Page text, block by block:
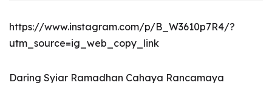
https://www.instagram.com/p/B_W3610p7R4/?
utm_source=ig_web_copy_link
Daring Syiar Ramadhan Cahaya Rancamaya